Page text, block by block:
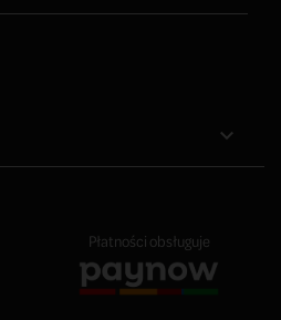

Płatności obsługuje